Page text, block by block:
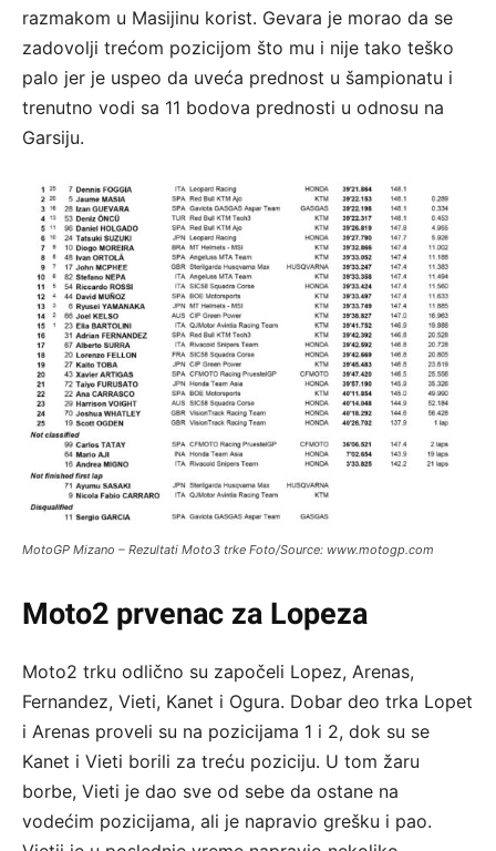
razmakom u Masijinu korist. Gevara je morao da se
zadovolji trećom pozicijom što mu i nije tako teško
palo jer je uspeo da uveća prednost u šampionatu i
trenutno vodi sa 11 bodova prednosti u odnosu na
Garsiju.
MotoGP Mizano – Rezultati Moto3 trke Foto/Source: www.motogp.com
Moto2 prvenac za Lopeza
Moto2 trku odlično su započeli Lopez, Arenas,
Fernandez, Vieti, Kanet i Ogura. Dobar deo trka Lopet
i Arenas proveli su na pozicijama 1 i 2, dok su se
Kanet i Vieti borili za treću poziciju. U tom žaru
borbe, Vieti je dao sve od sebe da ostane na
vodećim pozicijama, ali je napravio grešku i pao.